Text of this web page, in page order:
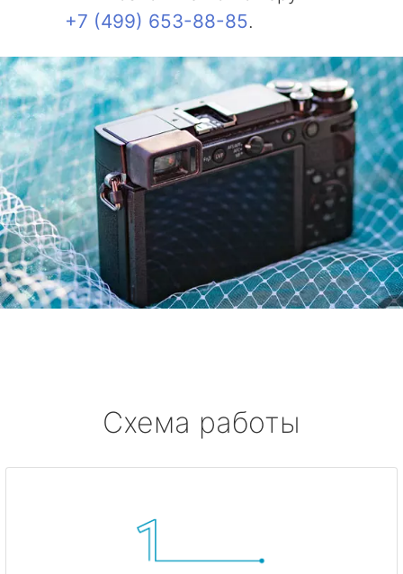
+7 (499) 653-88-85.
Схема работы